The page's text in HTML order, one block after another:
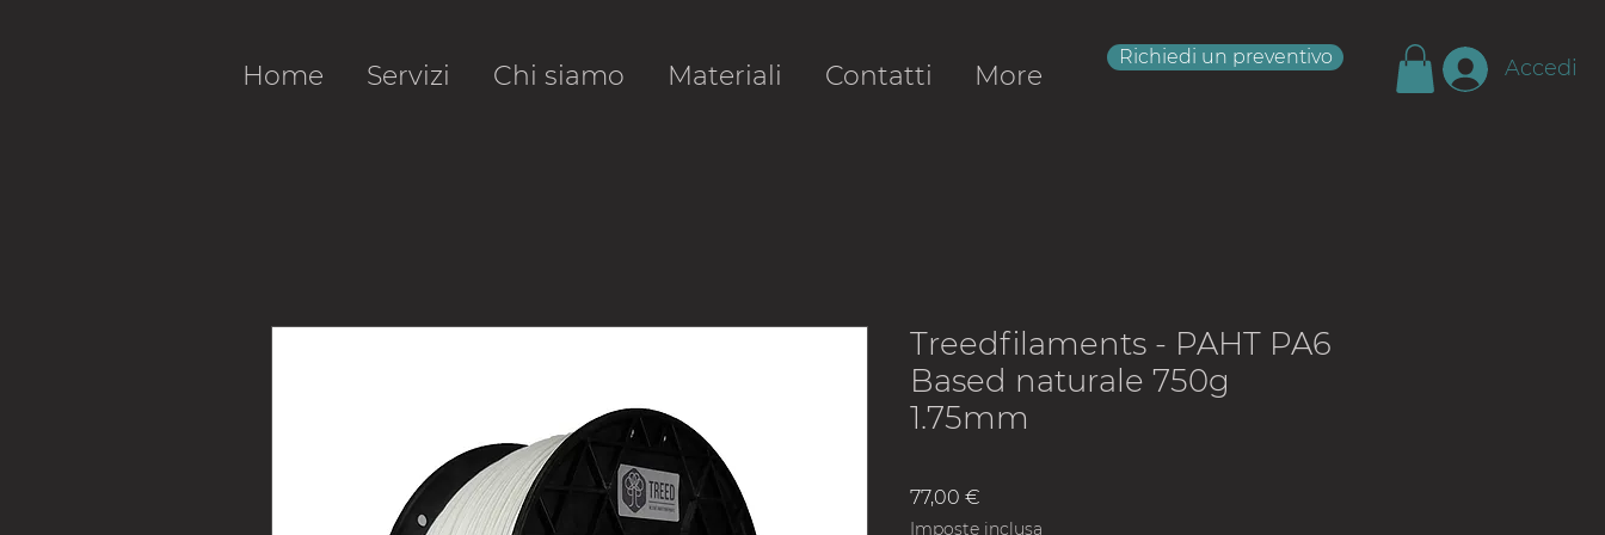
Home Servizi Chi siamo Materiali Contatti More
Richiedi un preventivo Accedi
Treedfilaments - PAHT PA6
Based naturale 750g
1.75mm
77,00 €
Imposte inclusa